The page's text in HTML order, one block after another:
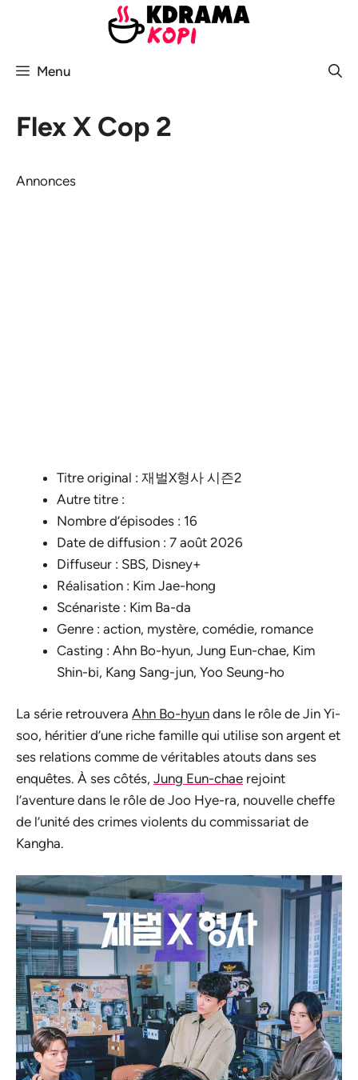
Menu
Flex X Cop 2
Annonces
Titre original : 재벌X형사 시즌2
Autre titre :
Nombre d’épisodes : 16
Date de diffusion : 7 août 2026
Diffuseur : SBS, Disney+
Réalisation : Kim Jae-hong
Scénariste : Kim Ba-da
Genre : action, mystère, comédie, romance
Casting : Ahn Bo-hyun, Jung Eun-chae, Kim
Shin-bi, Kang Sang-jun, Yoo Seung-ho
La série retrouvera Ahn Bo-hyun dans le rôle de Jin Yi-
soo, héritier d’une riche famille qui utilise son argent et
ses relations comme de véritables atouts dans ses
enquêtes. À ses côtés, Jung Eun-chae rejoint
l’aventure dans le rôle de Joo Hye-ra, nouvelle cheffe
de l’unité des crimes violents du commissariat de
Kangha.